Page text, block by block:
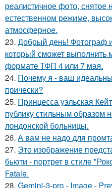
реалистичное фото, снятое
естественном режиме,
атмосферное.
23. Добрый день! Фотограф
который сможет выполнить
формате ТФП 4 или 7 мая.
24. Почему я - ваш
прически?
25. Принцесса уэльская
публику стильным образом
лондонской больницы.
26. А вам не надо для
27. Это изображение
бьюти - портрет в стиле
Fatale.
28. Gemini-3-pro - Image -